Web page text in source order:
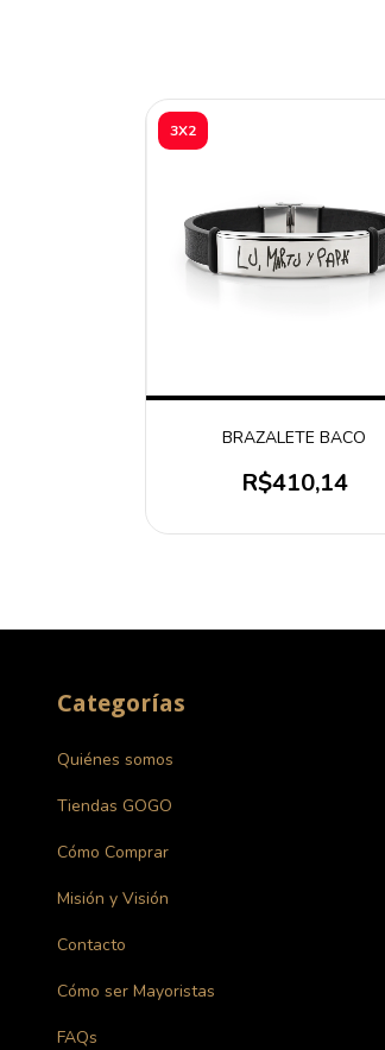
3X2
BRAZALETE BACO
R$410,14
Categorías
Quiénes somos
Tiendas GOGO
Cómo Comprar
Misión y Visión
Contacto
Cómo ser Mayoristas
FAQs